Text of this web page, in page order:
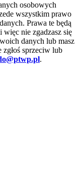
osobowych
wszystkim prawo
Prawa te będą
więc nie zgadzasz się
danych lub masz
sprzeciw lub
.